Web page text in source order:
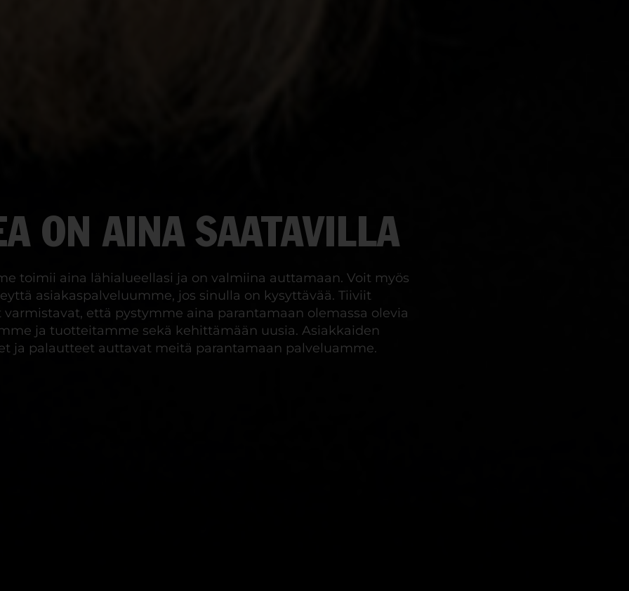
ON AINA SAATAVILLA
toimii aina lähialueellasi ja on valmiina auttamaan. Voit myös
asiakaspalveluumme, jos sinulla on kysyttävää. Tiiviit
varmistavat, että pystymme aina parantamaan olemassa olevia
ja tuotteitamme sekä kehittämään uusia. Asiakkaiden
ja palautteet auttavat meitä parantamaan palveluamme.